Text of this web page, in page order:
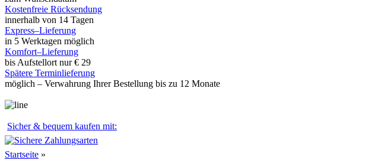
Kostenfreie Rücksendung
innerhalb von 14 Tagen
Express–Lieferung
in 5 Werktagen möglich
Komfort–Lieferung
bis Aufstellort nur € 29
Spätere Terminlieferung
möglich – Verwahrung Ihrer Bestellung bis zu 12 Monate
Sicher & bequem kaufen mit:
Startseite »